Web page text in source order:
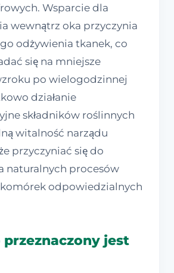
Wsparcie dla
wewnątrz oka przyczynia
odżywienia tkanek, co
się na mniejsze
po wielogodzinnej
działanie
składników roślinnych
witalność narządu
przyczyniać się do
naturalnych procesów
komórek odpowiedzialnych
przeznaczony jest